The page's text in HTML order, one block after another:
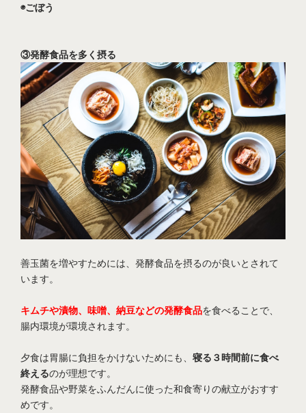
◉ごぼう
③発酵食品を多く摂る
善玉菌を増やすためには、発酵食品を摂るのが良いとされて
います。
キムチや漬物、味噌、納豆などの発酵食品を食べることで、
腸内環境が環境されます。
夕食は胃腸に負担をかけないためにも、 寝る３時間前に食べ
終えるのが理想です。
発酵食品や野菜をふんだんに使った和食寄りの献立がおすす
めです。